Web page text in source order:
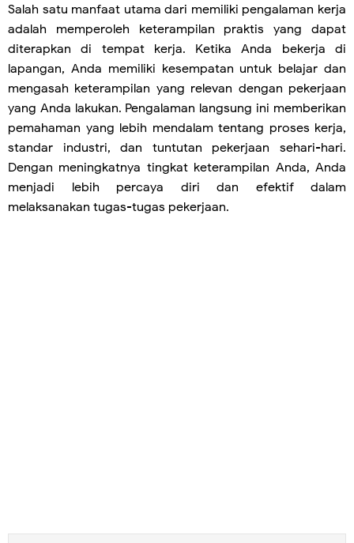
Salah satu manfaat utama dari memiliki pengalaman kerja
adalah memperoleh keterampilan praktis yang dapat
diterapkan di tempat kerja. Ketika Anda bekerja di
lapangan, Anda memiliki kesempatan untuk belajar dan
mengasah keterampilan yang relevan dengan pekerjaan
yang Anda lakukan. Pengalaman langsung ini memberikan
pemahaman yang lebih mendalam tentang proses kerja,
standar industri, dan tuntutan pekerjaan sehari-hari.
Dengan meningkatnya tingkat keterampilan Anda, Anda
menjadi lebih percaya diri dan efektif dalam
melaksanakan tugas-tugas pekerjaan.